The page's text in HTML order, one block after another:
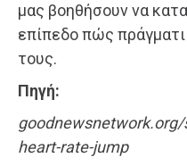
μας βοηθήσουν να
επίπεδο πώς
τους.
Πηγή:
goodnewsnetwork.org/
heart-rate-jump